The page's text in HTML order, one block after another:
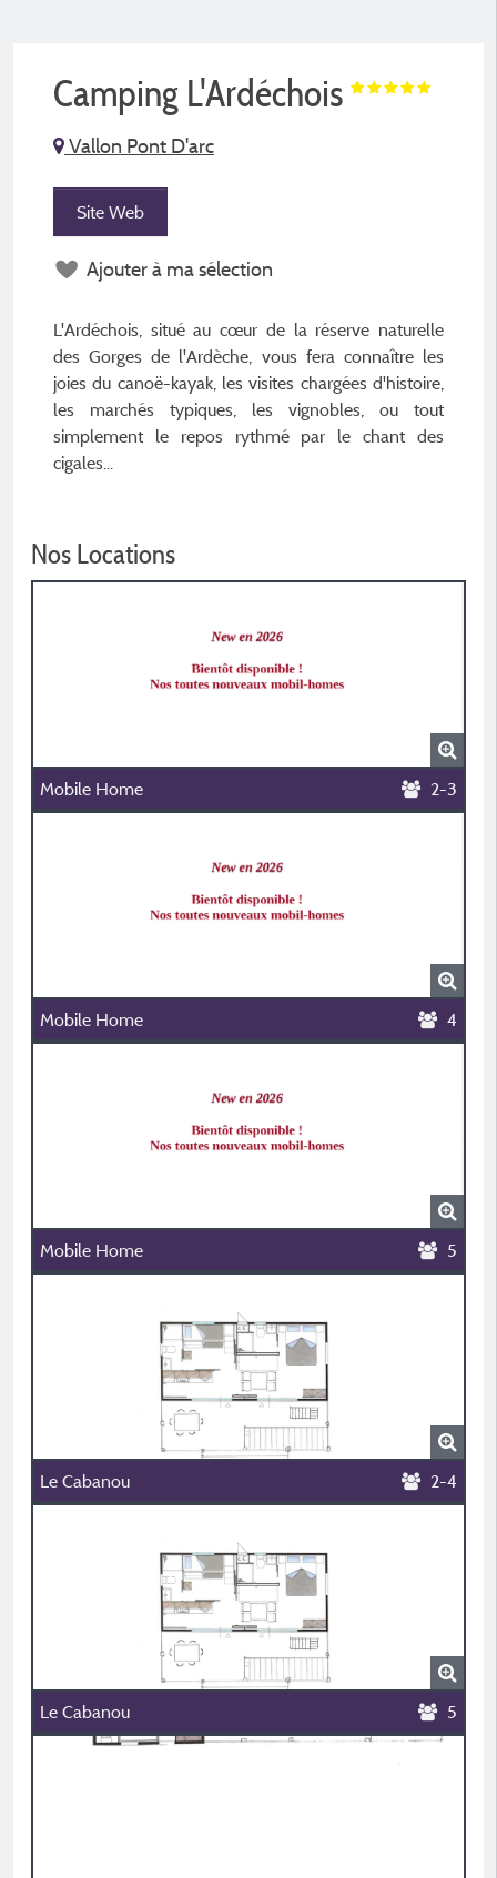
Camping L'Ardéchois
Vallon Pont D'arc
Site Web
Ajouter à ma sélection
L'Ardéchois, situé au cœur de la réserve naturelle
des Gorges de l'Ardèche, vous fera connaître les
joies du canoë-kayak, les visites chargées d'histoire,
les marchés typiques, les vignobles, ou tout
simplement le repos rythmé par le chant des
cigales...
Nos Locations
Mobile Home 2-3
Mobile Home 4
Mobile Home 5
Le Cabanou 2-4
Le Cabanou 5